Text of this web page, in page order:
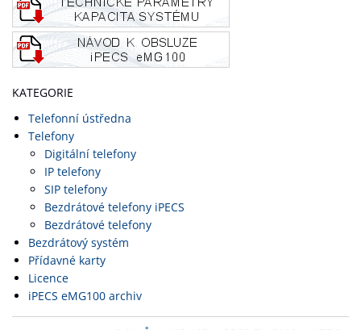
KATEGORIE
Telefonní ústředna
Telefony
Digitální telefony
IP telefony
SIP telefony
Bezdrátové telefony iPECS
Bezdrátové telefony
Bezdrátový systém
Přídavné karty
Licence
iPECS eMG100 archiv